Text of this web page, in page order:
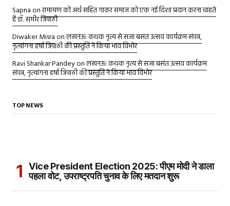
Sapnaonरामायण को अर्थ सहित गाकर समाज को एक नई दिशा प्रदान करना चाहते
हैं डॉ. समीर त्रिपाठी
Diwaker Misraonलखनऊ: कथक नृत्य से सजा बसंत उत्सव कार्यक्रम संपन्न,
नृत्यांगना हर्षा त्रिपाठी की प्रस्तुति ने किया भाव विभोर
Ravi Shankar Pandeyonलखनऊ: कथक नृत्य से सजा बसंत उत्सव कार्यक्रम
संपन्न, नृत्यांगना हर्षा त्रिपाठी की प्रस्तुति ने किया भाव विभोर
TOP NEWS
Vice President Election 2025: पीएम मोदी ने डाला
पहला वोट, उपराष्ट्रपति चुनाव के लिए मतदान शुरू